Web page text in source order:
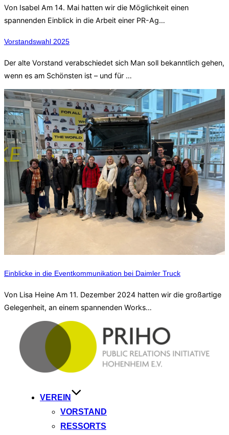
Von Isabel Am 14. Mai hatten wir die Möglichkeit einen
spannenden Einblick in die Arbeit einer PR-Ag…
Vorstandswahl 2025
Der alte Vorstand verabschiedet sich Man soll bekanntlich gehen,
wenn es am Schönsten ist – und für …
Einblicke in die Eventkommunikation bei Daimler Truck
Von Lisa Heine Am 11. Dezember 2024 hatten wir die großartige
Gelegenheit, an einem spannenden Works…
Inhalt
springen
VEREIN
VORSTAND
RESSORTS